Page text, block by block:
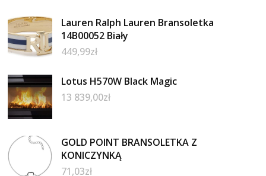
Lauren Ralph Lauren Bransoletka
14B00052 Biały
449,99zł
Lotus H570W Black Magic
13 839,00zł
GOLD POINT BRANSOLETKA Z
KONICZYNKĄ
71,03zł